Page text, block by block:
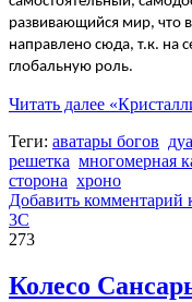
развивающийся мир, что
направлено сюда, т.к. на
глобальную роль.
Читать далее
Теги: аватары богов
решетка многомерная
сторона хроно
Добавить комментарий
3С
273
Колесо